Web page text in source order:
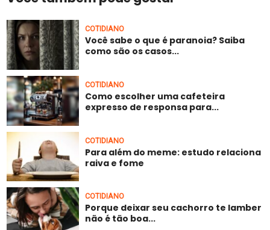
COTIDIANO
Você sabe o que é paranoia? Saiba
como são os casos...
COTIDIANO
Como escolher uma cafeteira
expresso de responsa para...
COTIDIANO
Para além do meme: estudo relaciona
raiva e fome
COTIDIANO
Porque deixar seu cachorro te lamber
não é tão boa...